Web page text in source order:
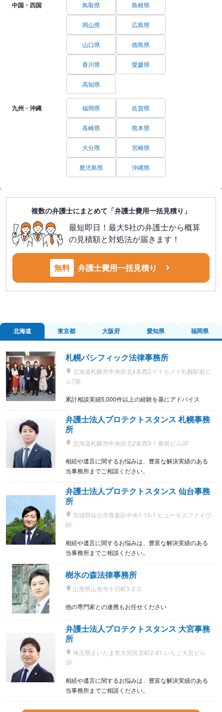
中国・四国 鳥取県 島根県
岡山県 広島県
山口県 徳島県
香川県 愛媛県
高知県
九州・沖縄 福岡県 佐賀県
長崎県 熊本県
大分県 宮崎県
鹿児島県 沖縄県
複数の弁護士にまとめて「弁護士費用一括見積り」
最短即日！最大5社の弁護士から概算
の見積額と対処法が届きます！
無料 弁護士費用一括見積り
北海道 東京都 大阪府 愛知県 福岡県
札幌パシフィック法律事務所
北海道札幌市中央区北4条西2-1-1 カメイ札幌駅前ビ
ル7階
累計相談実績5,000件以上の経験を基にアドバイス
弁護士法人プロテクトスタンス 札幌事務
所
北海道札幌市中央区北2条西3-1 敷島ビル3F
相続や遺言に関するお悩みは、豊富な解決実績のある
当事務所までご相談ください。
弁護士法人プロテクトスタンス 仙台事務
所
宮城県仙台市青葉区中央1-10-1 ヒューモスファイヴ
8F
相続や遺言に関するお悩みは、豊富な解決実績のある
当事務所までご相談ください。
樹氷の森法律事務所
山形県山形市十日町3-2-3
他の専門家との連携もお任せください
弁護士法人プロテクトスタンス 大宮事務
所
埼玉県さいたま市大宮区宮町2-81 いちご大宮ビル
3F
相続や遺言に関するお悩みは、豊富な解決実績のある
当事務所までご相談ください。